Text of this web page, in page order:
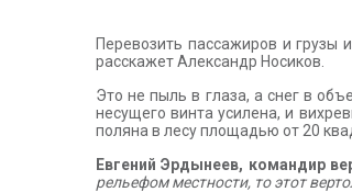
Перевозить пассажиров и грузы
расскажет Александр Носиков.
Это не пыль в глаза, а снег в
несущего винта усилена, и
поляна в лесу площадью от 20
Евгений Эрдынеев, командир
рельефом местности, то этот